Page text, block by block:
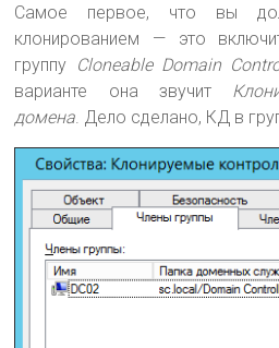
Самое первое, что вы
клонированием — это
группу Cloneable Domain
варианте она звучит
домена. Дело сделано, КД в